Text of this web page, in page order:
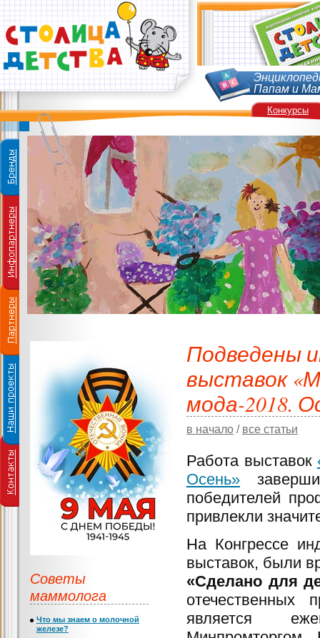
Папам и
Подведены
выставок
мода-2018.
в начало / все статьи
Работа выставок
Осень»
победителей
привлекли
На Конгрессе
выставок, были
«Сделано для
отечественных
является
Советы
маммолога
Что мы знаем о молочной
железе?
Конкурсы